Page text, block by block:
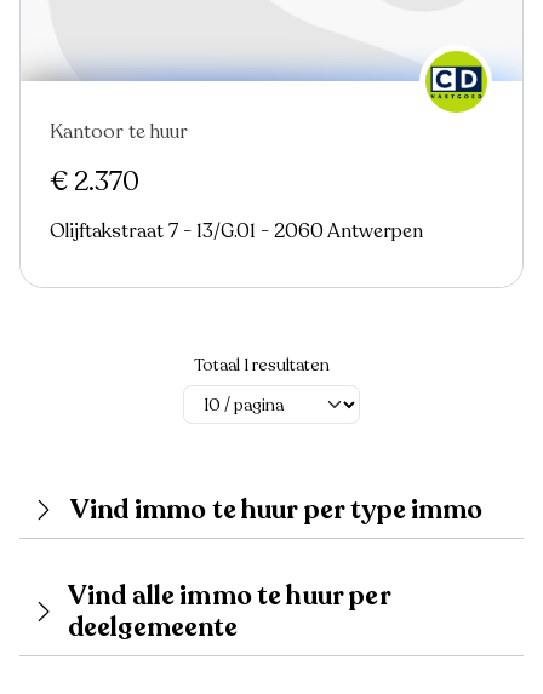
Nieuw
Kantoor te huur
€ 2.370
Olijftakstraat 7 - 13/G.01 - 2060 Antwerpen
Totaal 1 resultaten
Vind immo te huur per type immo
Vind alle immo te huur per
deelgemeente